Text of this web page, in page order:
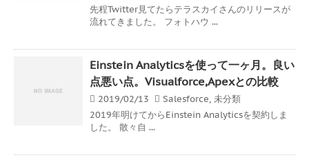
先程Twitter見てたらテラスカイさんのリリースが
流れてきました。 フォトハウ ...
Einstein Analyticsを使って一ヶ月。良い
点悪い点。Visualforce,Apexとの比較
2019/02/13 Salesforce, 未分類
2019年明けてからEinstein Analyticsを契約しま
した。 散々自 ...